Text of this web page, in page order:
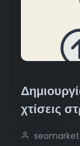
χτίσεις